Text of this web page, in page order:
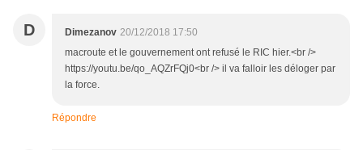
D Dimezanov 20/12/2018 17:50
macroute et le gouvernement ont refusé le RIC hier.<br />
https://youtu.be/qo_AQZrFQj0<br /> il va falloir les déloger par
la force.
Répondre